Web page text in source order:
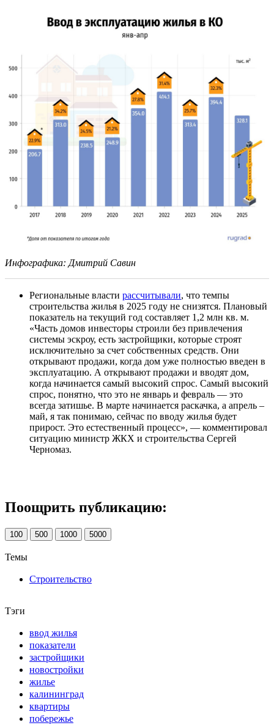
Инфографика: Дмитрий Савин
Региональные власти рассчитывали, что темпы
строительства жилья в 2025 году не снизятся. Плановый
показатель на текущий год составляет 1,2 млн кв. м.
«Часть домов инвесторы строили без привлечения
системы эскроу, есть застройщики, которые строят
исключительно за счет собственных средств. Они
открывают продажи, когда дом уже полностью введен в
эксплуатацию. А открывают продажи и вводят дом,
когда начинается самый высокий спрос. Самый высокий
спрос, понятно, что это не январь и февраль — это
всегда затишье. В марте начинается раскачка, а апрель –
май, я так понимаю, сейчас по вводу жилья будет
прирост. Это естественный процесс», — комментировал
ситуацию министр ЖКХ и строительства Сергей
Черномаз.
Поощрить публикацию:
100 500 1000 5000
Темы
Строительство
Тэги
ввод жилья
показатели
застройщики
новостройки
жилье
калининград
квартиры
побережье